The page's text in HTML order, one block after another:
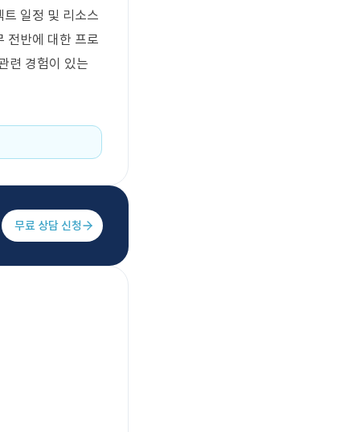
일정 및 리소스
전반에 대한 프로
련 경험이 있는
무료 상담 신청